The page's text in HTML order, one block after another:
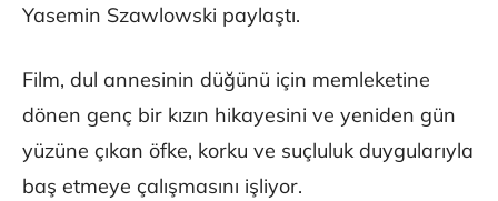
Yasemin Szawlowski paylaştı.
Film, dul annesinin düğünü için memleketine
dönen genç bir kızın hikayesini ve yeniden gün
yüzüne çıkan öfke, korku ve suçluluk duygularıyla
baş etmeye çalışmasını işliyor.